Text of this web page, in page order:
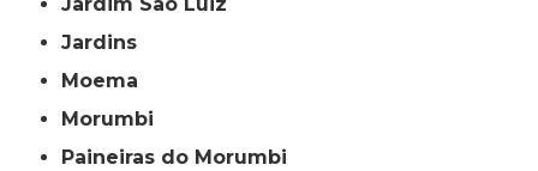
Jardim São Luiz
Jardins
Moema
Morumbi
Paineiras do Morumbi